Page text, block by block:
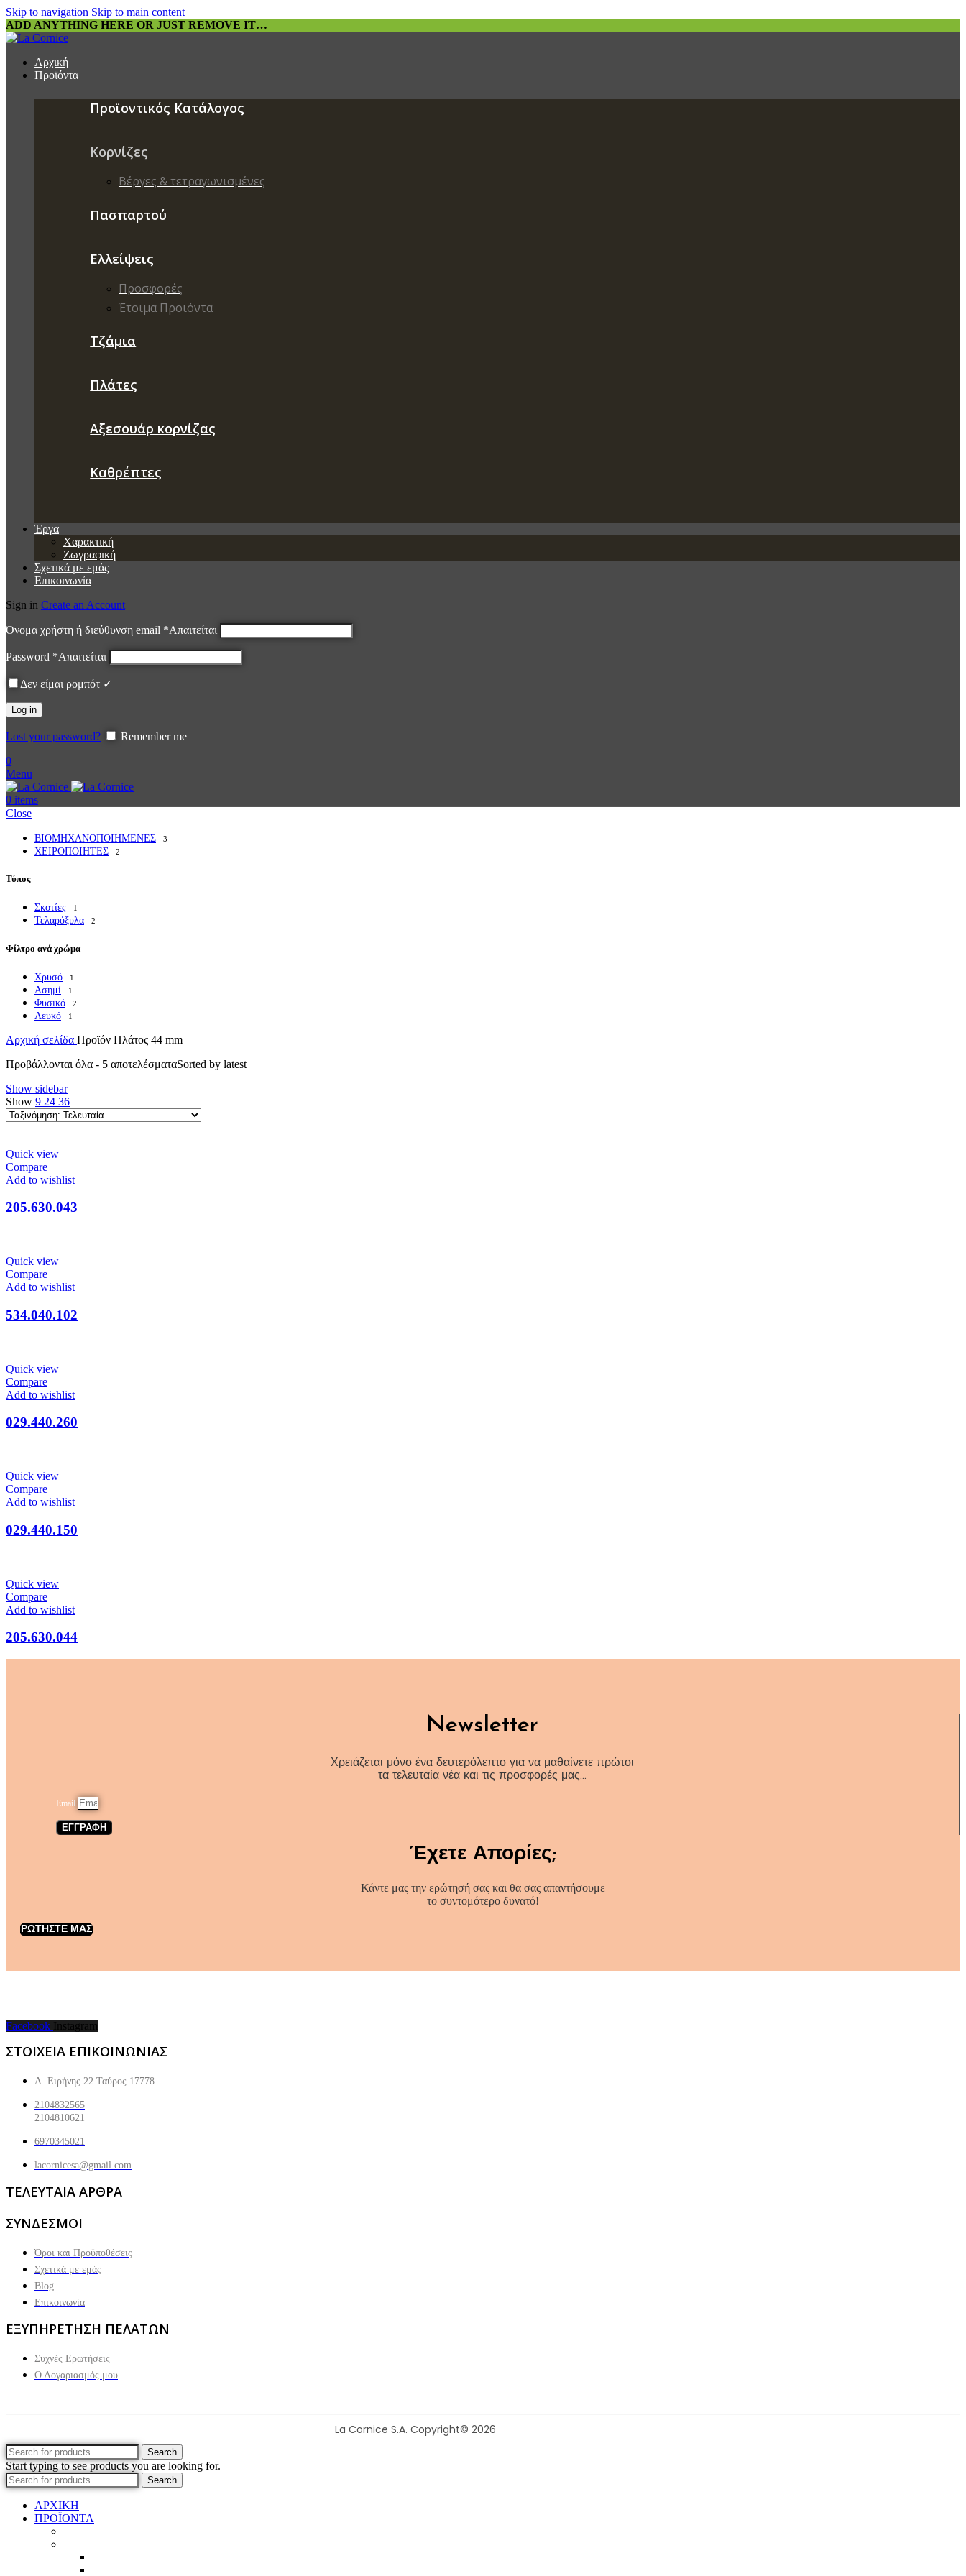
Skip to navigation Skip to main content
ADD ANYTHING HERE OR JUST REMOVE IT…
Αρχική
Προϊόντα
Προϊοντικός Κατάλογος
Κορνίζες
Βέργες & τετραγωνισμένες
Πασπαρτού
Ελλείψεις
Προσφορές
Έτοιμα Προιόντα
Τζάμια
Πλάτες
Αξεσουάρ κορνίζας
Καθρέπτες
Έργα
Χαρακτική
Ζωγραφική
Σχετικά με εμάς
Επικοινωνία
Sign in Create an Account
Όνομα χρήστη ή διεύθυνση email *Απαιτείται
Password *Απαιτείται
Δεν είμαι ρομπότ ✓
Log in
Lost your password?
Remember me
0
Menu
0 items
Close
ΒΙΟΜΗΧΑΝΟΠΟΙΗΜΕΝΕΣ 3
ΧΕΙΡΟΠΟΙΗΤΕΣ 2
Τύπος
Σκοτίες 1
Τελαρόξυλα 2
Φίλτρο ανά χρώμα
Χρυσό 1
Ασημί 1
Φυσικό 2
Λευκό 1
Αρχική σελίδα Προϊόν Πλάτος 44 mm
Προβάλλονται όλα - 5 αποτελέσματαSorted by latest
Show sidebar
Show 9 24 36
Quick view
Compare
Add to wishlist
205.630.043
Quick view
Compare
Add to wishlist
534.040.102
Quick view
Compare
Add to wishlist
029.440.260
Quick view
Compare
Add to wishlist
029.440.150
Quick view
Compare
Add to wishlist
205.630.044
Newsletter
Χρειάζεται μόνο ένα δευτερόλεπτο για να μαθαίνετε πρώτοι
τα τελευταία νέα και τις προσφορές μας…
Email
ΕΓΓΡΑΦΗ
Έχετε Απορίες;
Κάντε μας την ερώτησή σας και θα σας απαντήσουμε
το συντομότερο δυνατό!
ΡΩΤΗΣΤΕ ΜΑΣ
Facebook Instagram
ΣΤΟΙΧΕΙΑ ΕΠΙΚΟΙΝΩΝΙΑΣ
Λ. Ειρήνης 22 Ταύρος 17778
2104832565
2104810621
6970345021
lacornicesa@gmail.com
ΤΕΛΕΥΤΑΙΑ ΑΡΘΡΑ
ΣΥΝΔΕΣΜΟΙ
Όροι και Προϋποθέσεις
Σχετικά με εμάς
Blog
Επικοινωνία
ΕΞΥΠΗΡΕΤΗΣΗ ΠΕΛΑΤΩΝ
Συχνές Ερωτήσεις
Ο Λογαριασμός μου
La Cornice S.A. Copyright© 2026
Search
Start typing to see products you are looking for.
Search
ΑΡΧΙΚΗ
ΠΡΟΪΟΝΤΑ